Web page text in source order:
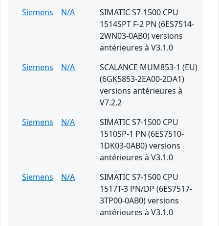
Siemens
N/A
SIMATIC S7-1500 CPU
1514SPT F-2 PN (6ES7514-
2WN03-0AB0) versions
antérieures à V3.1.0
Siemens
N/A
SCALANCE MUM853-1 (EU)
(6GK5853-2EA00-2DA1)
versions antérieures à
V7.2.2
Siemens
N/A
SIMATIC S7-1500 CPU
1510SP-1 PN (6ES7510-
1DK03-0AB0) versions
antérieures à V3.1.0
Siemens
N/A
SIMATIC S7-1500 CPU
1517T-3 PN/DP (6ES7517-
3TP00-0AB0) versions
antérieures à V3.1.0